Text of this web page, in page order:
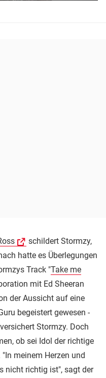
schildert Stormzy,
hatte es Überlegungen
Track "Take me
mit Ed Sheeran
der Aussicht auf eine
begeistert gewesen -
Stormzy. Doch
ob sei Idol der richtige
meinem Herzen und
nicht richtig ist", sagt der